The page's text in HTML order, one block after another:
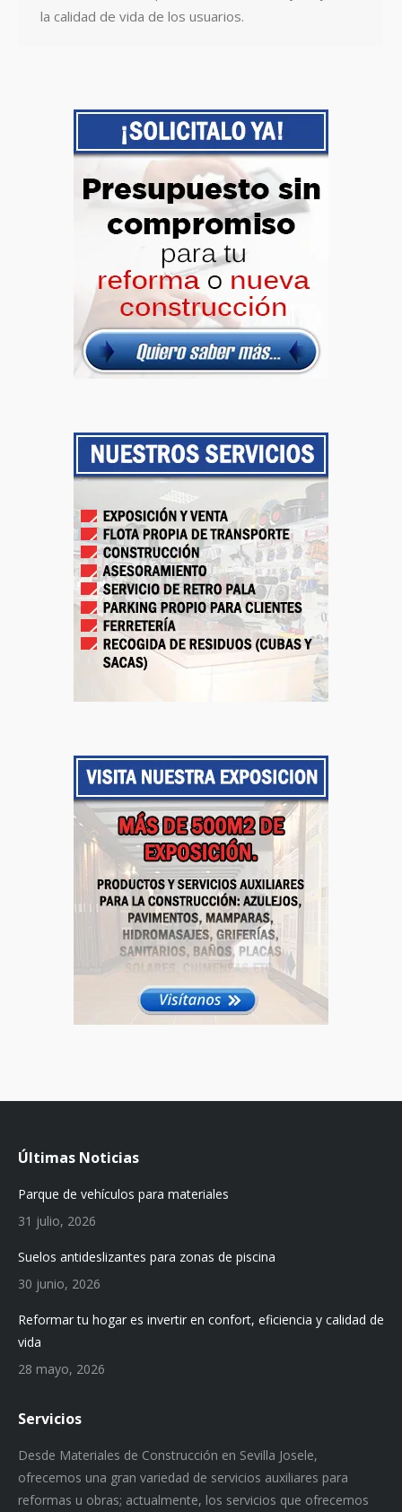
la calidad de vida de los usuarios.
Últimas Noticias
Parque de vehículos para materiales
31 julio, 2026
Suelos antideslizantes para zonas de piscina
30 junio, 2026
Reformar tu hogar es invertir en confort, eficiencia y calidad de
vida
28 mayo, 2026
Servicios
Desde Materiales de Construcción en Sevilla Josele,
ofrecemos una gran variedad de servicios auxiliares para
reformas u obras; actualmente, los servicios que ofrecemos